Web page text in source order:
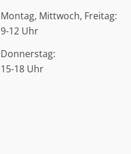
Montag, Mittwoch, Freitag:
9-12 Uhr
Donnerstag:
15-18 Uhr